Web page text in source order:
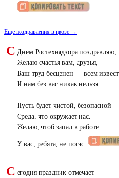
Еще поздравления в прозе →
С Днем Ростехнадзора поздравляю,
Желаю счастья вам, друзья,
Ваш труд бесценен — всем
И нам без вас никак нельзя.
Пусть будет чистой, безопасной
Среда, что окружает нас,
Желаю, чтоб запал в работе
У вас, ребята, не погас.
С егодня праздник отмечает